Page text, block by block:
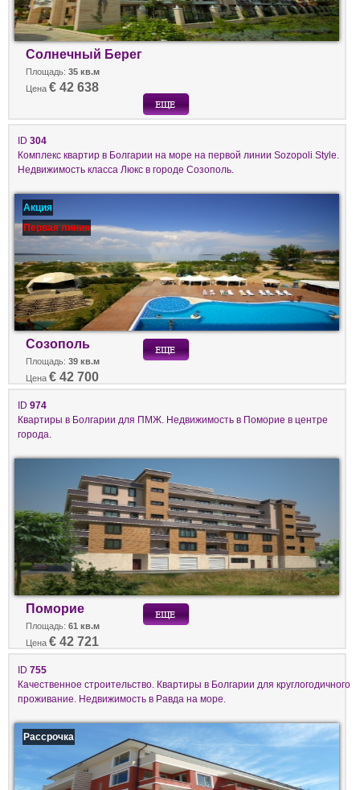
Солнечный Берег
Площадь: 35 кв.м
Цена € 42 638
ID 304
Комплекс квартир в Болгарии на море на первой линии Sozopoli Style.
Недвижимость класса Люкс в городе Созополь.
Акция
Первая линия
Созополь
Площадь: 39 кв.м
Цена € 42 700
ID 974
Квартиры в Болгарии для ПМЖ. Недвижимость в Поморие в центре
города.
Поморие
Площадь: 61 кв.м
Цена € 42 721
ID 755
Качественное строительство. Квартиры в Болгарии для круглогодичного
проживание. Недвижимость в Равда на море.
Рассрочка